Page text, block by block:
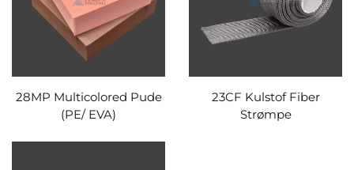
28MP Multicolored Pude
(PE/ EVA)
23CF Kulstof Fiber
Strømpe